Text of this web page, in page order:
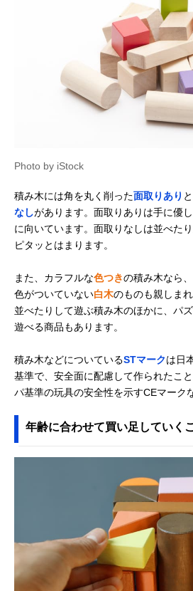
Amazonで見る
アガツマ ピノチオ
アンパンマン 天才
脳筒入りつみ木
男
に
クタ
Amazonで見る
エド・インター 音
いっぱいつみき
遊
音
Amazonで見る
くもん出版
(KUMON
PUBLISHING) 図
形キューブつみき
WK-33
立
キ
Amazonで見る
STANDARD 32
the medium
Starter Set
び
ト
Amazonで見る
ボーネルンド
ジナル積み木 カラ
ー（積み木のほん
付）BZID001
み木
ブリオ(BRIO) つみ
天
ン
Photo by iStock
積み木には角を丸く削った面取りあり
なしがあります。面取りありは手に優
に向いています。面取りなしは並べた
ピタッとはまります。
また、カラフルな色つきの積み木なら
色がついていない白木のものも親しま
並べたりして遊ぶ積み木のほかに、パ
遊べる商品もあります。
積み木などについているSTマークは日
基準で、安全面に配慮して作られたこ
パ基準の玩具の安全性を示すCEマーク
年齢に合わせて買い足していく